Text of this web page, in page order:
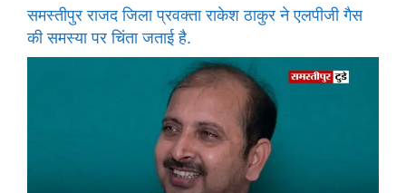
समस्तीपुर राजद जिला प्रवक्ता राकेश ठाकुर ने एलपीजी गैस
की समस्या पर चिंता जताई है.